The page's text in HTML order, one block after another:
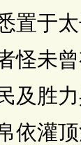
置于太
怪未
及胜力
依灌